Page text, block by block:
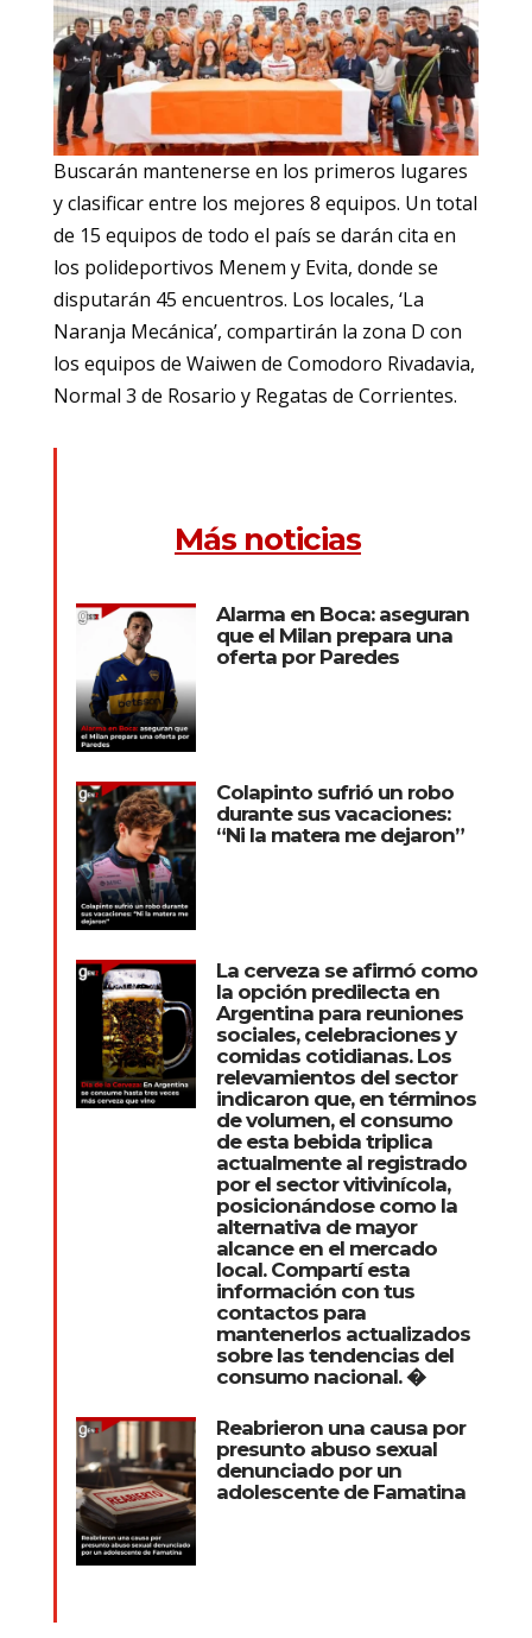
Buscarán mantenerse en los primeros lugares
y clasificar entre los mejores 8 equipos. Un total
de 15 equipos de todo el país se darán cita en
los polideportivos Menem y Evita, donde se
disputarán 45 encuentros. Los locales, ‘La
Naranja Mecánica’, compartirán la zona D con
los equipos de Waiwen de Comodoro Rivadavia,
Normal 3 de Rosario y Regatas de Corrientes.
Más noticias
Alarma en Boca: aseguran
que el Milan prepara una
oferta por Paredes
Colapinto sufrió un robo
durante sus vacaciones:
“Ni la matera me dejaron”
La cerveza se afirmó como
la opción predilecta en
Argentina para reuniones
sociales, celebraciones y
comidas cotidianas. Los
relevamientos del sector
indicaron que, en términos
de volumen, el consumo
de esta bebida triplica
actualmente al registrado
por el sector vitivinícola,
posicionándose como la
alternativa de mayor
alcance en el mercado
local. Compartí esta
información con tus
contactos para
mantenerlos actualizados
sobre las tendencias del
consumo nacional. �
Reabrieron una causa por
presunto abuso sexual
denunciado por un
adolescente de Famatina